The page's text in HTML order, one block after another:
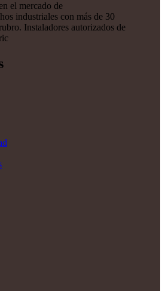
el mercado de
industriales con más de 30
Instaladores autorizados de